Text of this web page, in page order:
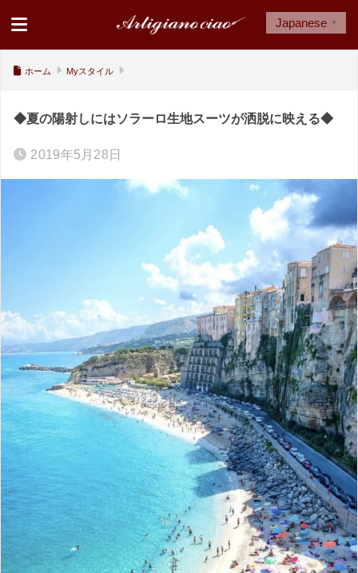
ホーム Myスタイル
◆夏の陽射しにはソラーロ生地スーツが洒脱に映える◆
2019年5月28日
Japanese ▼